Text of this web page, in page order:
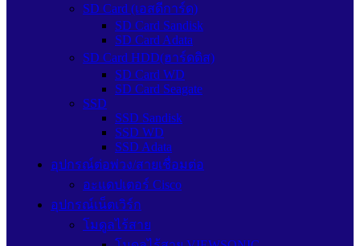
SD Card (เอสดีการ์ด)
SD Card Sandisk
SD Card Adata
SD Card HDD(ฮาร์ดดิส)
SD Card WD
SD Card Seagate
SSD
SSD Sandisk
SSD WD
SSD Adata
อุปกรณ์ต่อพ่วง/สายเชื่อมต่อ
อะแดปเตอร์ Cisco
อุปกรณ์เน็ตเวิร์ก
โมดูลไร้สาย